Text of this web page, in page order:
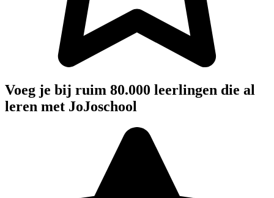
Voeg je bij ruim 80.000 leerlingen die al
leren met JoJoschool